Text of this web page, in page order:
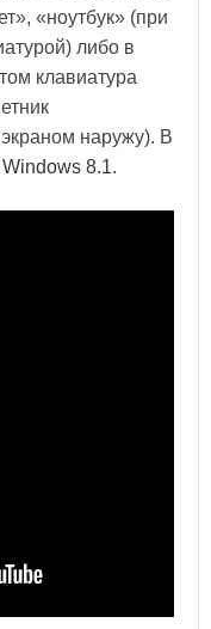
«ноутбук» (при
либо в
клавиатура
наружу). В
Windows 8.1.